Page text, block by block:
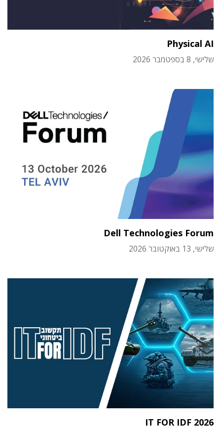
Physical AI
שלישי, 8 בספטמבר 2026
Dell Technologies Forum
שלישי, 13 באוקטובר 2026
IT FOR IDF 2026